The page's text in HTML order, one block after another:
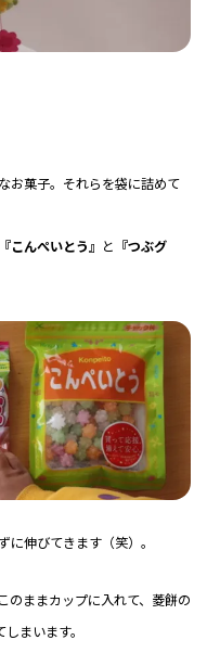
お菓子。それらを袋に詰めて
こんぺいとう』 と 『つぶグ
伸びてきます（笑）。
のままカップに入れて、菱餅の
まいます。